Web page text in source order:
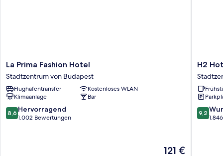
La
Prima
Fashion
Hotel
Stadtzentrum
von
Budapest
La Prima Fashion Hotel
Stadtzentrum von Budapest
Flughafentransfer
Kostenloses WLAN
Klimaanlage
Bar
8.6
von
8,6 Hervorragend
1.002 Bewertungen
Der
121 €
H2
Hotel
von
H2
9.2
von
9,2